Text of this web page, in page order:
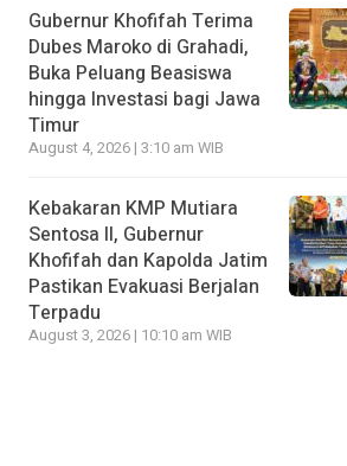
Gubernur Khofifah Terima
Dubes Maroko di Grahadi,
Buka Peluang Beasiswa
hingga Investasi bagi Jawa
Timur
August 4, 2026 | 3:10 am WIB
Kebakaran KMP Mutiara
Sentosa II, Gubernur
Khofifah dan Kapolda Jatim
Pastikan Evakuasi Berjalan
Terpadu
August 3, 2026 | 10:10 am WIB